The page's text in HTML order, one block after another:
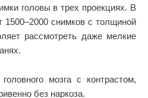
головы в трех проекциях. В
1500–2000 снимков с толщиной
рассмотреть даже мелкие
мозга с контрастом,
без наркоза.